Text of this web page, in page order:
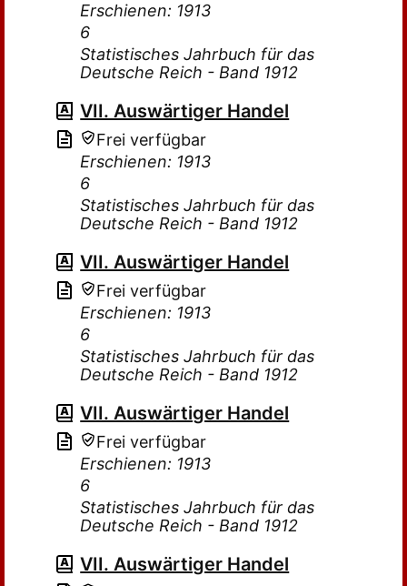
Erschienen: 1913
6
Statistisches Jahrbuch für das
Deutsche Reich - Band 1912
VII. Auswärtiger Handel
Frei verfügbar
Erschienen: 1913
6
Statistisches Jahrbuch für das
Deutsche Reich - Band 1912
VII. Auswärtiger Handel
Frei verfügbar
Erschienen: 1913
6
Statistisches Jahrbuch für das
Deutsche Reich - Band 1912
VII. Auswärtiger Handel
Frei verfügbar
Erschienen: 1913
6
Statistisches Jahrbuch für das
Deutsche Reich - Band 1912
VII. Auswärtiger Handel